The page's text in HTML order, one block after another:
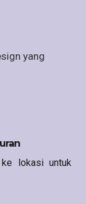
yang
lokasi untuk